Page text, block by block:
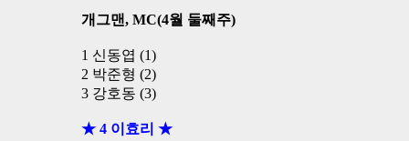
개그맨, MC(4월 둘째주)
1 신동엽 (1)
2 박준형 (2)
3 강호동 (3)
★ 4 이효리 ★